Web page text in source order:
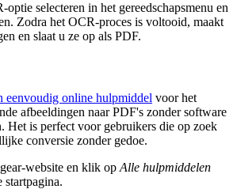
selecteren in het gereedschapsmenu en
Zodra het OCR-proces is voltooid, maakt
en slaat u ze op als PDF.
eenvoudig online hulpmiddel voor het
afbeeldingen naar PDF's zonder software
Het is perfect voor gebruikers die op zoek
conversie zonder gedoe.
website en klik op Alle hulpmiddelen
startpagina.